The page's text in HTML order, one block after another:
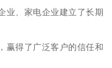
业、家电企业建立了长期
赢得了广泛客户的信任和